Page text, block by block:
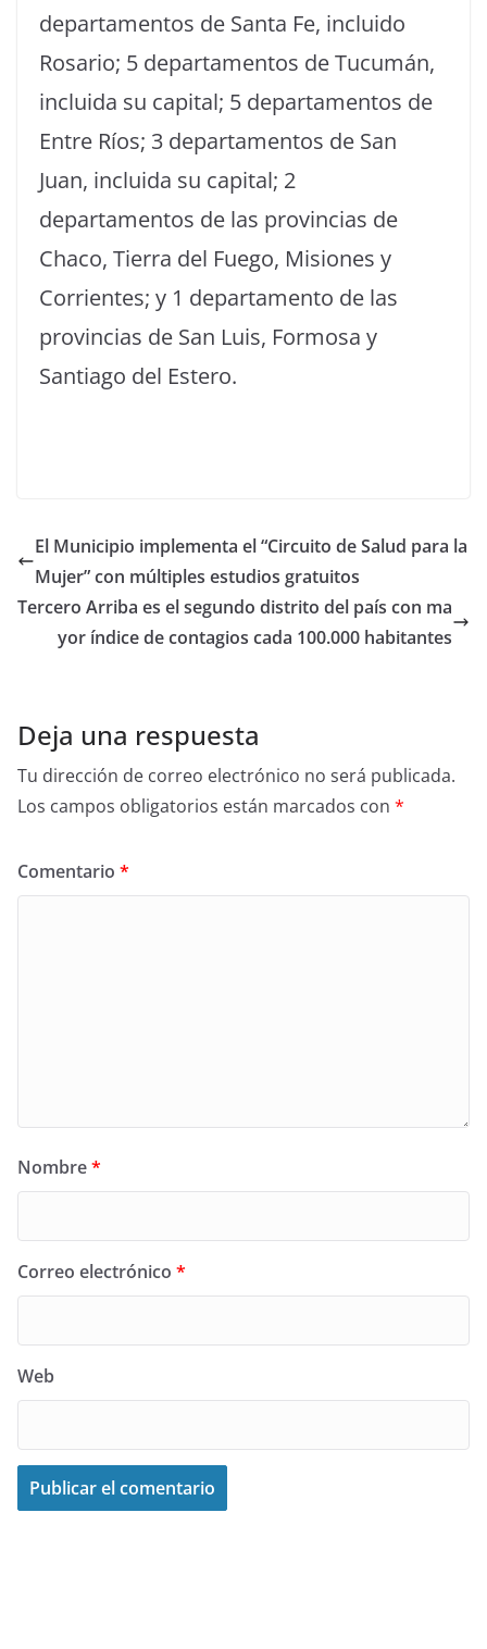
departamentos de Santa Fe, incluido
Rosario; 5 departamentos de Tucumán,
incluida su capital; 5 departamentos de
Entre Ríos; 3 departamentos de San
Juan, incluida su capital; 2
departamentos de las provincias de
Chaco, Tierra del Fuego, Misiones y
Corrientes; y 1 departamento de las
provincias de San Luis, Formosa y
Santiago del Estero.
El Municipio implementa el “Circuito de Salud para la
Mujer” con múltiples estudios gratuitos
Tercero Arriba es el segundo distrito del país con ma
yor índice de contagios cada 100.000 habitantes
Deja una respuesta
Tu dirección de correo electrónico no será publicada.
Los campos obligatorios están marcados con *
Comentario *
Nombre*
Correo electrónico *
Web